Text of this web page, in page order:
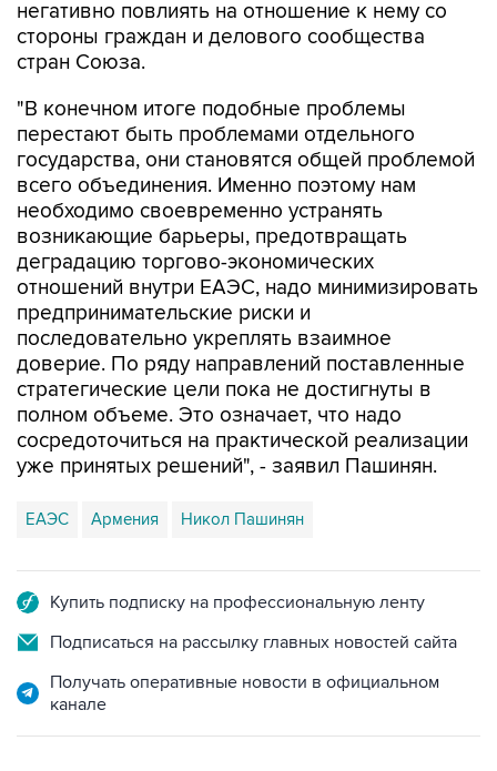
негативно повлиять на отношение к нему со
стороны граждан и делового сообщества
стран Союза.
"В конечном итоге подобные проблемы
перестают быть проблемами отдельного
государства, они становятся общей проблемой
всего объединения. Именно поэтому нам
необходимо своевременно устранять
возникающие барьеры, предотвращать
деградацию торгово-экономических
отношений внутри ЕАЭС, надо минимизировать
предпринимательские риски и
последовательно укреплять взаимное
доверие. По ряду направлений поставленные
стратегические цели пока не достигнуты в
полном объеме. Это означает, что надо
сосредоточиться на практической реализации
уже принятых решений", - заявил Пашинян.
ЕАЭС Армения Никол Пашинян
Купить подписку на профессиональную ленту
Подписаться на рассылку главных новостей сайта
Получать оперативные новости в официальном
канале